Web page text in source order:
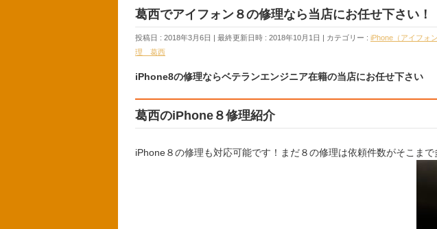
葛西でアイフォン８の修理なら当店にお任せ下さい！
投稿日 : 2018年3月6日 最終更新日時 : 2018年10月1日 カテゴリー : iPhone（アイフォ
理 葛西
iPhone8の修理ならベテランエンジニア在籍の当店にお任せ下さい
葛西のiPhone８修理紹介
iPhone８の修理も対応可能です！まだ８の修理は依頼件数がそこま